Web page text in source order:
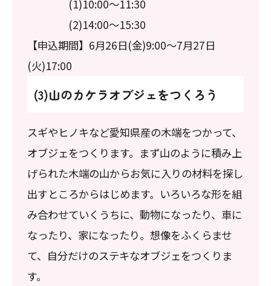
(1)10:00～11:30
(2)14:00～15:30
【申込期間】6月26日(金)9:00～7月27日
(火)17:00
(3)山のカケラオブジェをつくろう
スギやヒノキなど愛知県産の木端をつかって、
オブジェをつくります。まず山のように積み上
げられた木端の山からお気に入りの材料を探し
出すところからはじめます。いろいろな形を組
み合わせていくうちに、動物になったり、車に
なったり、家になったり。想像をふくらませ
て、自分だけのステキなオブジェをつくりま
す。